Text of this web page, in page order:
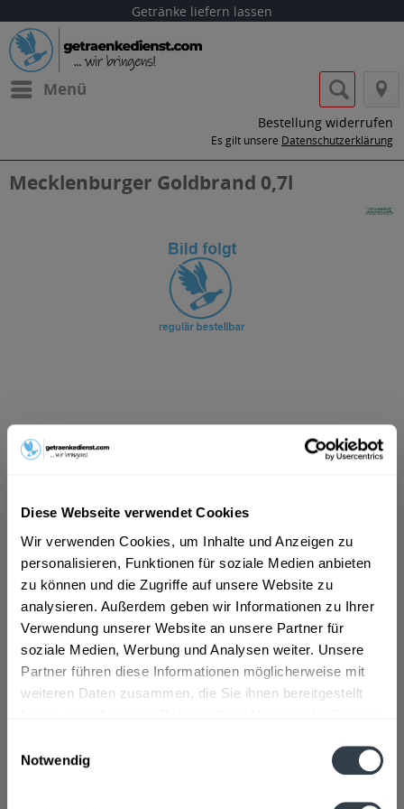
Diese Webseite verwendet Cookies
Wir verwenden Cookies, um Inhalte und Anzeigen zu
personalisieren, Funktionen für soziale Medien anbieten
zu können und die Zugriffe auf unsere Website zu
analysieren. Außerdem geben wir Informationen zu Ihrer
Verwendung unserer Website an unsere Partner für
soziale Medien, Werbung und Analysen weiter. Unsere
Partner führen diese Informationen möglicherweise mit
weiteren Daten zusammen, die Sie ihnen bereitgestellt
Notwendig
Getränke liefern lassen
Menü
Bestellung widerrufen
Es gilt unsere Datenschutzerklärung
Mecklenburger Goldbrand 0,7l
ab 6,39 € *
Vorrätig
In denWarenkorb
Artikel-Nr.:
29964
Verfügbar in:
Beschreibung
mehr
Flaschengröße: